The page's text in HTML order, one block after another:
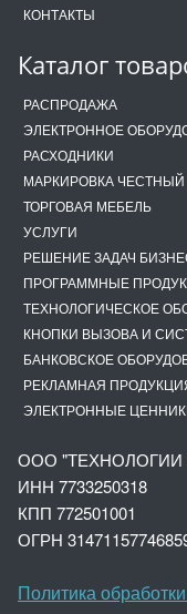
КОНТАКТЫ
Каталог
РАСПРОДАЖА
ЭЛЕКТРОННОЕ
РАСХОДНИКИ
МАРКИРОВКА ЧЕСТНЫЙ
ТОРГОВАЯ МЕБЕЛЬ
УСЛУГИ
РЕШЕНИЕ ЗАДАЧ
ПРОГРАММНЫЕ
ТЕХНОЛОГИЧЕСКОЕ
КНОПКИ ВЫЗОВА И
БАНКОВСКОЕ
РЕКЛАМНАЯ
ЭЛЕКТРОННЫЕ
ООО "ТЕХНОЛОГИИ
ИНН 7733250318
КПП 772501001
ОГРН 3147
Политика